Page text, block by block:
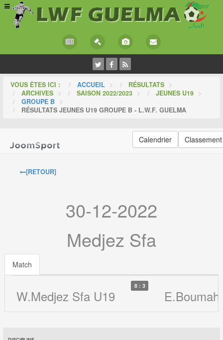
VOUS ÊTES ICI : ACCUEIL > RÉSULTATS >
ARCHIVES > SAISON 2022/2023 > JEUNES U19 >
GROUPE B >
RÉSULTATS JEUNES U19 GROUPE B - L.W.F. GUELMA
Calendrier Classement
[RETOUR]
30-12-2022
Medjez Sfa
Match
W.Medjez Sfa U19
8 : 3